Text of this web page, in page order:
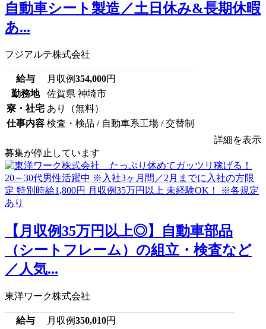
自動車シート製造／土日休み&長期休暇
あ...
フジアルテ株式会社
給与 月収例354,000円
勤務地
佐賀県 神埼市
寮・社宅 あり（無料）
仕事内容 検査・検品 / 自動車系工場 / 交替制
詳細を表示
募集が停止しています
【月収例35万円以上◎】自動車部品
（シートフレーム）の組立・検査など
／人気...
東洋ワーク株式会社
給与 月収例350,010円